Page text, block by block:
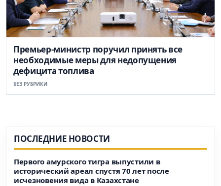
Премьер-министр поручил принять все
необходимые меры для недопущения
дефицита топлива
БЕЗ РУБРИКИ
ПОСЛЕДНИЕ НОВОСТИ
Первого амурского тигра выпустили в
исторический ареал спустя 70 лет после
исчезновения вида в Казахстане